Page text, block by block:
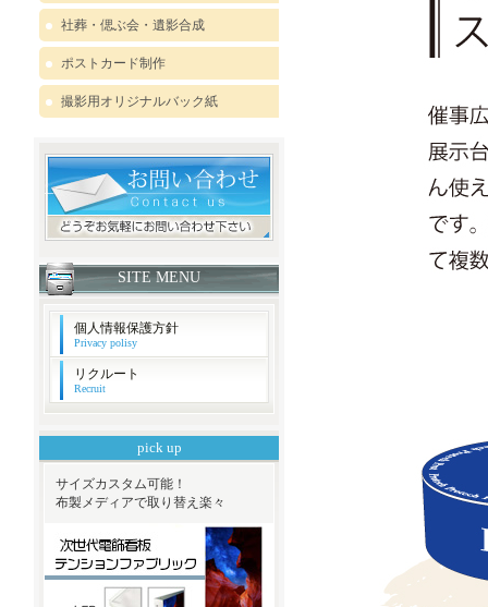
社葬・偲ぶ会・遺影合成
ポストカード制作
撮影用オリジナルバック紙
SITE MENU
個人情報保護方針
Privacy polisy
リクルート
Recruit
pick up
サイズカスタム可能！
布製メディアで取り替え楽々